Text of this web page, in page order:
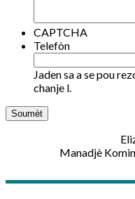
CAPTCHA
Telefòn
Jaden sa a se pou
chanje l.
Manadjè